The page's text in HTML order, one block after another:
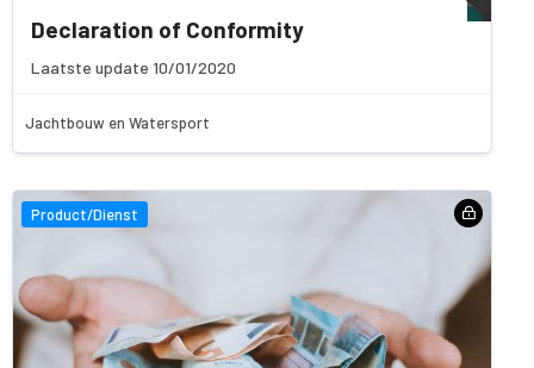
Declaration of Conformity
Laatste update 10/01/2020
Jachtbouw en Watersport
Product/Dienst